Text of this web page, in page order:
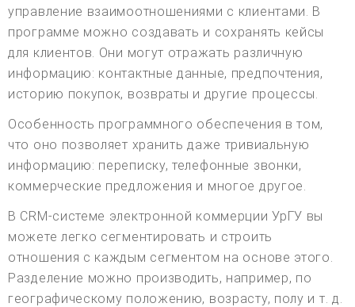
управление взаимоотношениями с клиентами. В
программе можно создавать и сохранять кейсы
для клиентов. Они могут отражать различную
информацию: контактные данные, предпочтения,
историю покупок, возвраты и другие процессы.
Особенность программного обеспечения в том,
что оно позволяет хранить даже тривиальную
информацию: переписку, телефонные звонки,
коммерческие предложения и многое другое.
В CRM-системе электронной коммерции УрГУ вы
можете легко сегментировать и строить
отношения с каждым сегментом на основе этого.
Разделение можно производить, например, по
географическому положению, возрасту, полу и т. д.